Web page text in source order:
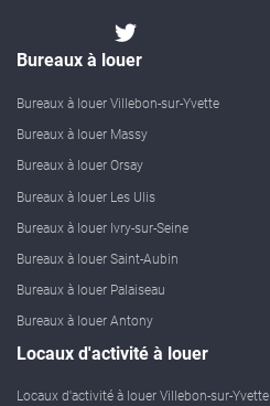
Bureaux à louer
Bureaux à louer Villebon-sur-Yvette
Bureaux à louer Massy
Bureaux à louer Orsay
Bureaux à louer Les Ulis
Bureaux à louer Ivry-sur-Seine
Bureaux à louer Saint-Aubin
Bureaux à louer Palaiseau
Bureaux à louer Antony
Locaux d'activité à louer
Locaux d'activité à louer Villebon-sur-Yvette